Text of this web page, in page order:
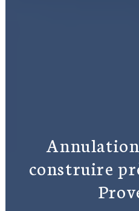
construire